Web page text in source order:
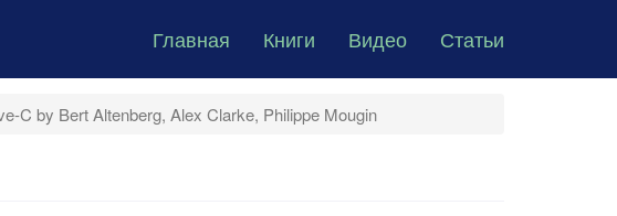
Главная Книги Видео Статьи
C by Bert Altenberg, Alex Clarke, Philippe Mougin